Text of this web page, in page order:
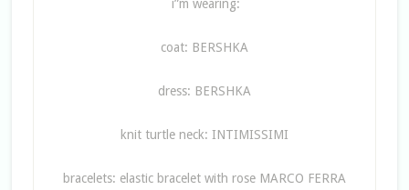
i”m wearing:
coat: BERSHKA
dress: BERSHKA
knit turtle neck: INTIMISSIMI
bracelets: elastic bracelet with rose MARCO FERRA